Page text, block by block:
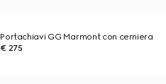
Portachiavi GG Marmont con cerniera
€ 275